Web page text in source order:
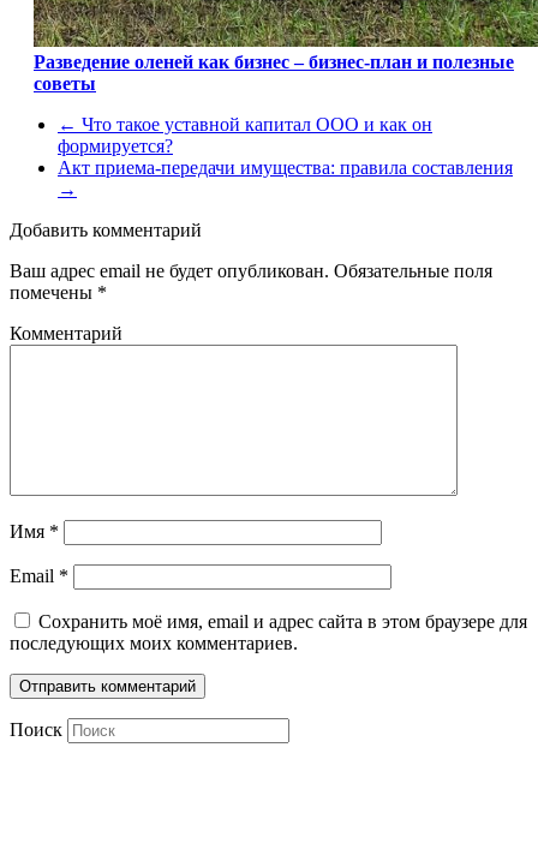
Разведение оленей как бизнес – бизнес-план и полезные
советы
← Что такое уставной капитал ООО и как он
формируется?
Акт приема-передачи имущества: правила составления
→
Добавить комментарий
Ваш адрес email не будет опубликован. Обязательные поля
помечены *
Комментарий
Имя *
Email *
Сохранить моё имя, email и адрес сайта в этом браузере для
последующих моих комментариев.
Поиск